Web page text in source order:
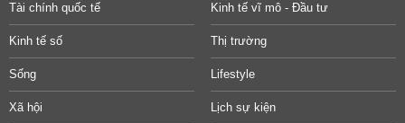
Tài chính quốc tế Kinh tế vĩ mô - Đầu tư
Kinh tế số Thị trường
Sống Lifestyle
Xã hội Lịch sự kiện